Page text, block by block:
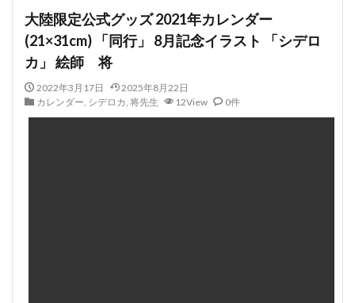
大陸限定公式グッズ 2021年カレンダー
(21×31cm) 「同行」 8月記念イラスト 「シデロ
カ」 絵師 将
2022年3月17日
2025年8月22日
カレンダー, シデロカ, 将先生 12View 0件